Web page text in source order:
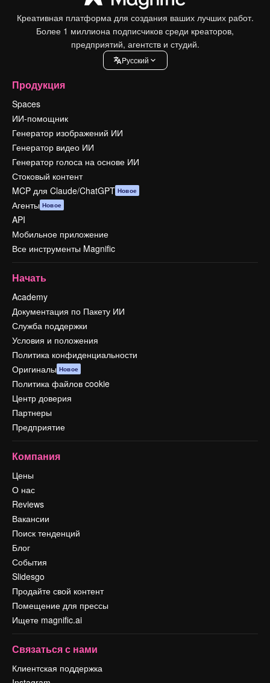
Креативная платформа для создания ваших лучших работ.
Более 1 миллиона подписчиков среди креаторов,
предприятий, агентств и студий.
Pусский
Продукция
Spaces
ИИ-помощник
Генератор изображений ИИ
Генератор видео ИИ
Генератор голоса на основе ИИ
Стоковый контент
MCP для Claude/ChatGPT Новое
Агенты Новое
API
Мобильное приложение
Все инструменты Magnific
Начать
Academy
Документация по Пакету ИИ
Служба поддержки
Условия и положения
Политика конфиденциальности
Оригиналы Новое
Политика файлов cookie
Центр доверия
Партнеры
Предприятие
Компания
Цены
О нас
Reviews
Вакансии
Поиск тенденций
Блог
События
Slidesgo
Продайте свой контент
Помещение для прессы
Ищете magnific.ai
Связаться с нами
Клиентская поддержка